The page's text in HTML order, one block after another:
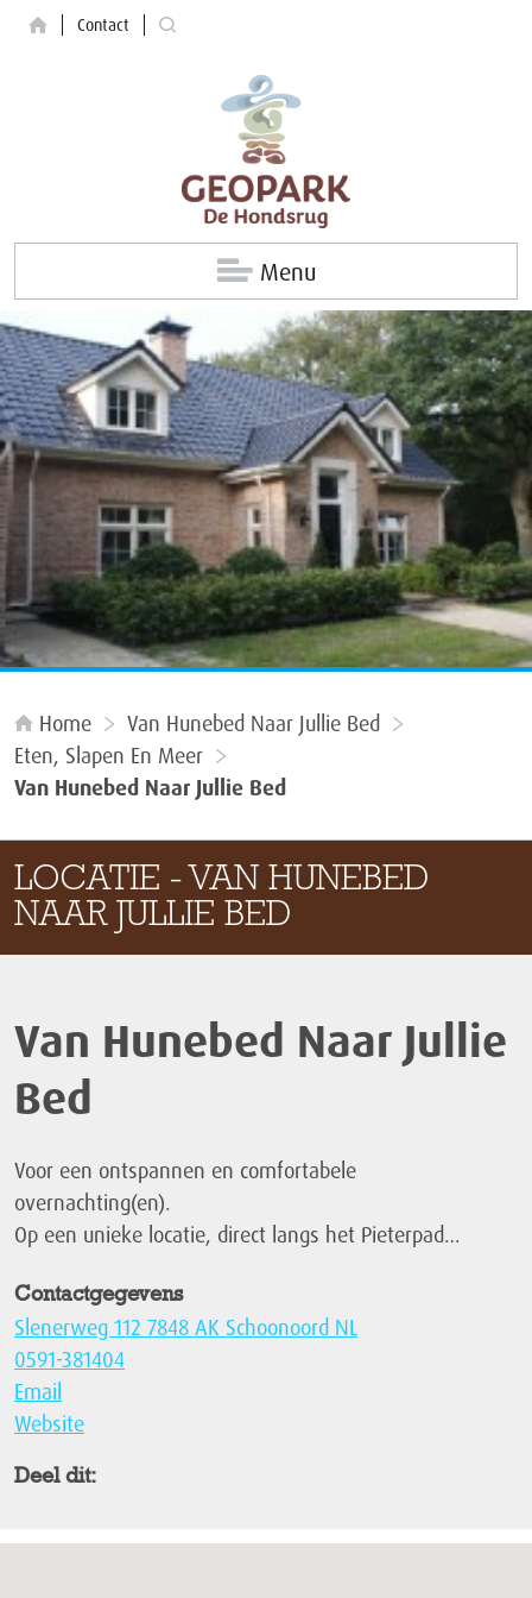
Contact
Menu
Home
Van Hunebed Naar Jullie Bed
Eten, Slapen En Meer
Van Hunebed Naar Jullie Bed
LOCATIE - VAN HUNEBED
NAAR JULLIE BED
Van Hunebed Naar Jullie
Bed
Voor een ontspannen en comfortabele
overnachting(en).
Op een unieke locatie, direct langs het Pieterpad…
Contactgegevens
Slenerweg 112 7848 AK Schoonoord NL
0591-381404
Email
Website
Deel dit: